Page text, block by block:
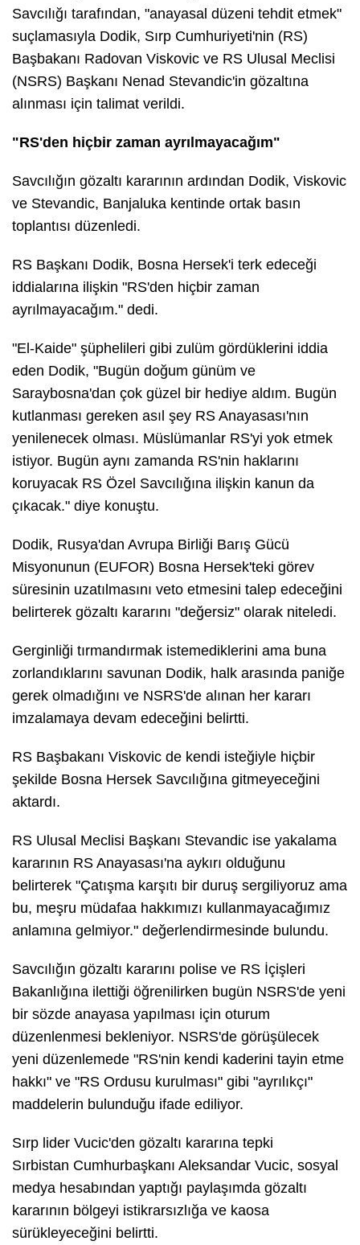
Savcılığı tarafından, "anayasal düzeni tehdit etmek"
suçlamasıyla Dodik, Sırp Cumhuriyeti'nin (RS)
Başbakanı Radovan Viskovic ve RS Ulusal Meclisi
(NSRS) Başkanı Nenad Stevandic'in gözaltına
alınması için talimat verildi.
"RS'den hiçbir zaman ayrılmayacağım"
Savcılığın gözaltı kararının ardından Dodik, Viskovic
ve Stevandic, Banjaluka kentinde ortak basın
toplantısı düzenledi.
RS Başkanı Dodik, Bosna Hersek'i terk edeceği
iddialarına ilişkin "RS'den hiçbir zaman
ayrılmayacağım." dedi.
"El-Kaide" şüphelileri gibi zulüm gördüklerini iddia
eden Dodik, "Bugün doğum günüm ve
Saraybosna'dan çok güzel bir hediye aldım. Bugün
kutlanması gereken asıl şey RS Anayasası'nın
yenilenecek olması. Müslümanlar RS'yi yok etmek
istiyor. Bugün aynı zamanda RS'nin haklarını
koruyacak RS Özel Savcılığına ilişkin kanun da
çıkacak." diye konuştu.
Dodik, Rusya'dan Avrupa Birliği Barış Gücü
Misyonunun (EUFOR) Bosna Hersek'teki görev
süresinin uzatılmasını veto etmesini talep edeceğini
belirterek gözaltı kararını "değersiz" olarak niteledi.
Gerginliği tırmandırmak istemediklerini ama buna
zorlandıklarını savunan Dodik, halk arasında paniğe
gerek olmadığını ve NSRS'de alınan her kararı
imzalamaya devam edeceğini belirtti.
RS Başbakanı Viskovic de kendi isteğiyle hiçbir
şekilde Bosna Hersek Savcılığına gitmeyeceğini
aktardı.
RS Ulusal Meclisi Başkanı Stevandic ise yakalama
kararının RS Anayasası'na aykırı olduğunu
belirterek "Çatışma karşıtı bir duruş sergiliyoruz ama
bu, meşru müdafaa hakkımızı kullanmayacağımız
anlamına gelmiyor." değerlendirmesinde bulundu.
Savcılığın gözaltı kararını polise ve RS İçişleri
Bakanlığına ilettiği öğrenilirken bugün NSRS'de yeni
bir sözde anayasa yapılması için oturum
düzenlenmesi bekleniyor. NSRS'de görüşülecek
yeni düzenlemede "RS'nin kendi kaderini tayin etme
hakkı" ve "RS Ordusu kurulması" gibi "ayrılıkçı"
maddelerin bulunduğu ifade ediliyor.
Sırp lider Vucic'den gözaltı kararına tepki
Sırbistan Cumhurbaşkanı Aleksandar Vucic, sosyal
medya hesabından yaptığı paylaşımda gözaltı
kararının bölgeyi istikrarsızlığa ve kaosa
sürükleyeceğini belirtti.